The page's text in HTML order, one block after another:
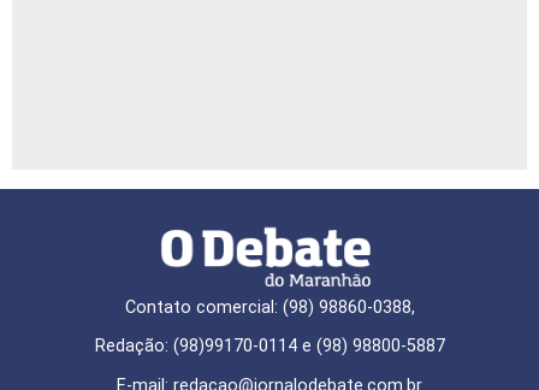
Contato comercial: (98) 98860-0388,
Redação: (98)99170-0114 e (98) 98800-5887
E-mail: redaçao@jornalodebate.com.br